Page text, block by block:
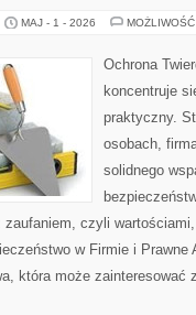
MAJ - 1 - 2026
Ochrona
koncentruje
praktyczny.
osobach,
solidnego
czyli
w Firmie i Prawne
która może zainteresować